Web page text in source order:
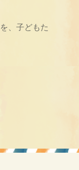
、子どもた